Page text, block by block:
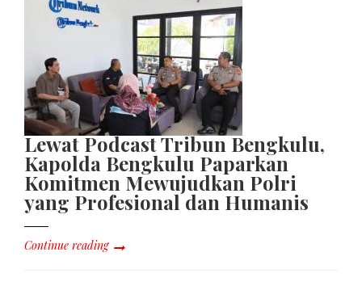
Lewat Podcast Tribun Bengkulu,
Kapolda Bengkulu Paparkan
Komitmen Mewujudkan Polri
yang Profesional dan Humanis
Continue reading